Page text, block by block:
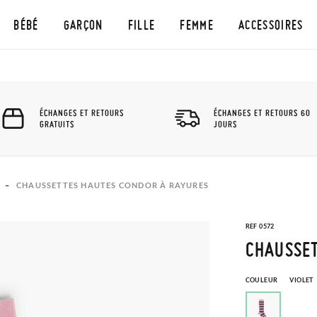
BÉBÉ GARÇON FILLE FEMME ACCESSOIRES
ÉCHANGES ET RETOURS
GRATUITS
ÉCHANGES ET RETOURS 60
JOURS
CHAUSSETTES HAUTES CONDOR À RAYURES
REF 0572
COULEUR VIOLET